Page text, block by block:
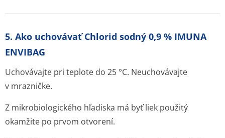
5. Ako uchovávať Chlorid sodný 0,9 % IMUNA
ENVIBAG
Uchovávajte pri teplote do 25 °C. Neuchovávajte
v mrazničke.
Z mikrobiologického hľadiska má byť liek použitý
okamžite po prvom otvorení.